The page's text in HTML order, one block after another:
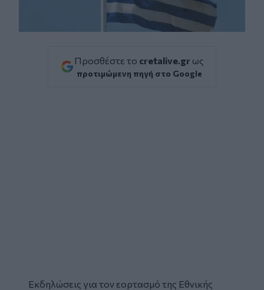
Προσθέστε το cretalive.gr ως
προτιμώμενη πηγή στο Google
Eκδηλώσεις για τον εορτασμό της Εθνικής